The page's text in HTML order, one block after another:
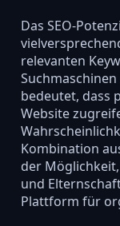
Das SEO-
relevanten
bedeutet, dass
Website
Kombination
der
und
Plattform für